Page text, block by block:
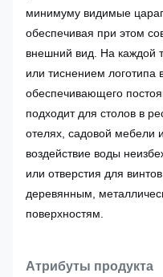
минимуму видимые
обеспечивая при этом
внешний вид. На каждой
или тиснением логотипа
обеспечивающего
подходит для столов в
отелях, садовой мебели
воздействие воды
или отверстия для
деревянным,
поверхностям.
Атрибуты продукта